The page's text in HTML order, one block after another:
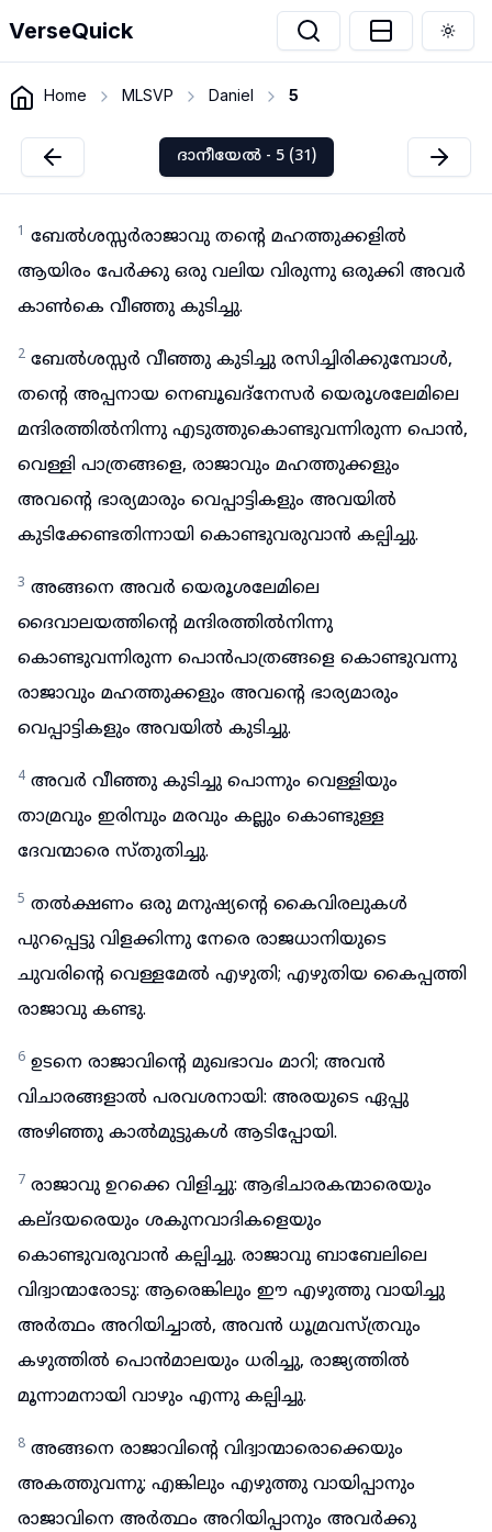
VerseQuick
Home MLSVP Daniel 5
ദാനീയേൽ - 5 (31)
1 ബേൽശസ്സർരാജാവു തന്റെ മഹത്തുക്കളിൽ
ആയിരം പേർക്കു ഒരു വലിയ വിരുന്നു ഒരുക്കി അവർ
കാൺകെ വീഞ്ഞു കുടിച്ചു.
2 ബേൽശസ്സർ വീഞ്ഞു കുടിച്ചു രസിച്ചിരിക്കുമ്പോൾ,
തന്റെ അപ്പനായ നെബൂഖദ്നേസർ യെരൂശലേമിലെ
മന്ദിരത്തിൽനിന്നു എടുത്തുകൊണ്ടുവന്നിരുന്ന പൊൻ,
വെള്ളി പാത്രങ്ങളെ, രാജാവും മഹത്തുക്കളും
അവന്റെ ഭാര്യമാരും വെപ്പാട്ടികളും അവയിൽ
കുടിക്കേണ്ടതിന്നായി കൊണ്ടുവരുവാൻ കല്പിച്ചു.
3 അങ്ങനെ അവർ യെരൂശലേമിലെ
ദൈവാലയത്തിന്റെ മന്ദിരത്തിൽനിന്നു
കൊണ്ടുവന്നിരുന്ന പൊൻപാത്രങ്ങളെ കൊണ്ടുവന്നു
രാജാവും മഹത്തുക്കളും അവന്റെ ഭാര്യമാരും
വെപ്പാട്ടികളും അവയിൽ കുടിച്ചു.
4 അവർ വീഞ്ഞു കുടിച്ചു പൊന്നും വെള്ളിയും
താമ്രവും ഇരിമ്പും മരവും കല്ലും കൊണ്ടുള്ള
ദേവന്മാരെ സ്തുതിച്ചു.
5 തൽക്ഷണം ഒരു മനുഷ്യന്റെ കൈവിരലുകൾ
പുറപ്പെട്ടു വിളക്കിന്നു നേരെ രാജധാനിയുടെ
ചുവരിന്റെ വെള്ളമേൽ എഴുതി; എഴുതിയ കൈപ്പത്തി
രാജാവു കണ്ടു.
6 ഉടനെ രാജാവിന്റെ മുഖഭാവം മാറി; അവൻ
വിചാരങ്ങളാൽ പരവശനായി: അരയുടെ ഏപ്പു
അഴിഞ്ഞു കാൽമുട്ടുകൾ ആടിപ്പോയി.
7 രാജാവു ഉറക്കെ വിളിച്ചു: ആഭിചാരകന്മാരെയും
കല്ദയരെയും ശകുനവാദികളെയും
കൊണ്ടുവരുവാൻ കല്പിച്ചു. രാജാവു ബാബേലിലെ
വിദ്വാന്മാരോടു: ആരെങ്കിലും ഈ എഴുത്തു വായിച്ചു
അർത്ഥം അറിയിച്ചാൽ, അവൻ ധൂമ്രവസ്ത്രവും
കഴുത്തിൽ പൊൻമാലയും ധരിച്ചു, രാജ്യത്തിൽ
മൂന്നാമനായി വാഴും എന്നു കല്പിച്ചു.
8 അങ്ങനെ രാജാവിന്റെ വിദ്വാന്മാരൊക്കെയും
അകത്തുവന്നു; എങ്കിലും എഴുത്തു വായിപ്പാനും
രാജാവിനെ അർത്ഥം അറിയിപ്പാനും അവർക്കു